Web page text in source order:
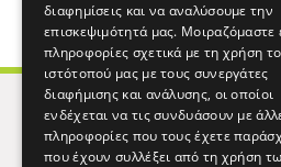
διαφημίσεις και να αναλύσουμε την
επισκεψιμότητά μας. Μοιραζόμαστε
πληροφορίες σχετικά με τη χρήση
ιστότοπού μας με τους συνεργάτες
διαφήμισης και ανάλυσης, οι οποίοι
ενδέχεται να τις συνδυάσουν με
πληροφορίες που τους έχετε
που έχουν συλλέξει από τη χρήση